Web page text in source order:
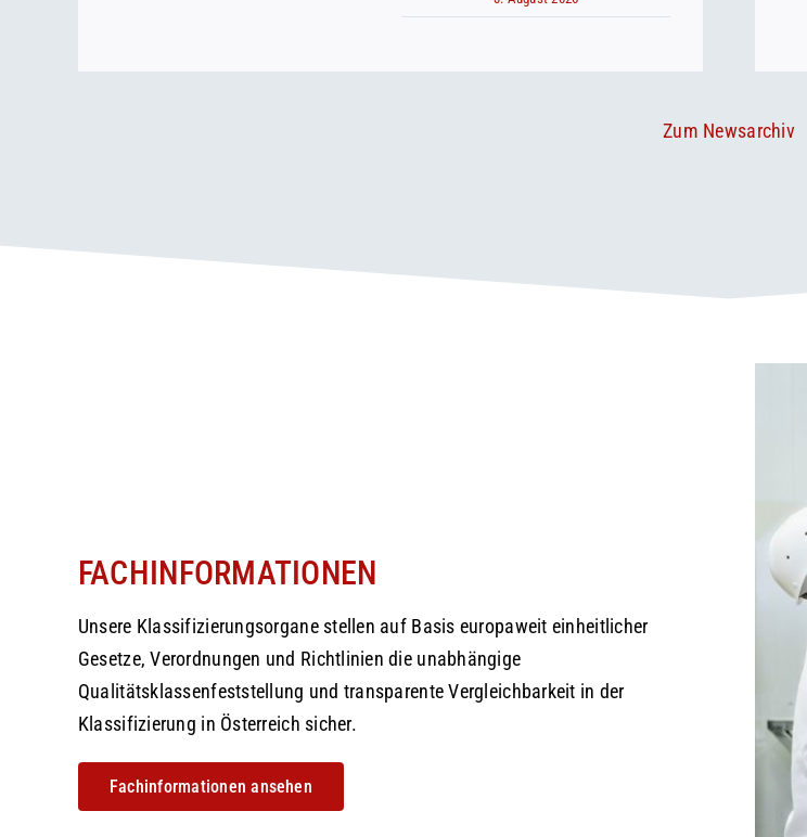
Zum Newsarchiv
FACHINFORMATIONEN
Unsere Klassifizierungsorgane stellen auf Basis europaweit einheitlicher
Gesetze, Verordnungen und Richtlinien die unabhängige
Qualitätsklassenfeststellung und transparente Vergleichbarkeit in der
Klassifizierung in Österreich sicher.
Fachinformationen ansehen